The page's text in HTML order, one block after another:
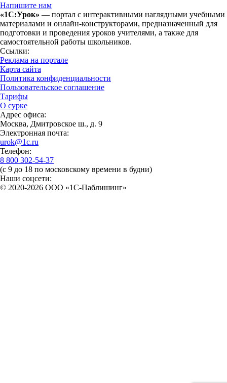
Напишите нам
«1С:Урок» — портал с интерактивными наглядными учебными
материалами и онлайн-конструкторами, предназначенный для
подготовки и проведения уроков учителями, а также для
самостоятельной работы школьников.
Ссылки:
Реклама на портале
Карта сайта
Политика конфиденциальности
Пользовательское соглашение
Тарифы
О сурке
Адрес офиса:
Москва, Дмитровское ш., д. 9
Электронная почта:
urok@1c.ru
Телефон:
8 800 302-54-37
(с 9 до 18 по московскому времени в будни)
Наши соцсети:
© 2020-2026 OOO «1С-Паблишинг»